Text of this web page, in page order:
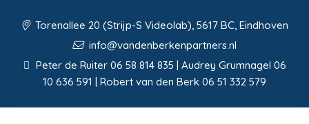
Torenallee 20 (Strijp-S Videolab), 5617 BC, Eindhoven
info@vandenberkenpartners.nl
Peter de Ruiter 06 58 814 835 | Audrey Grumnagel 06
10 636 591 | Robert van den Berk 06 51 332 579